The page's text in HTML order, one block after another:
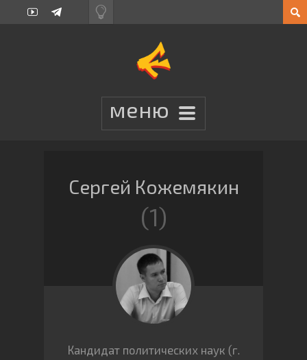
Сергей Кожемякин
1
Кандидат политических наук (г.